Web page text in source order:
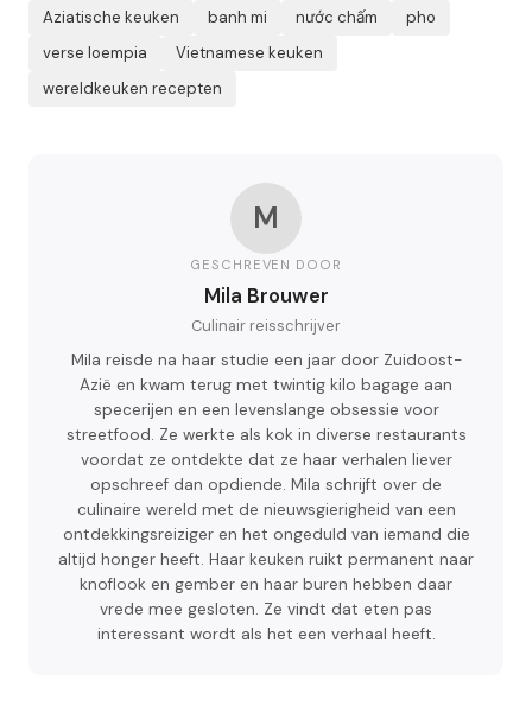
Aziatische keuken banh mi nước chấm
pho
verse loempia
Vietnamese keuken
wereldkeuken recepten
M
GESCHREVEN DOOR
Mila Brouwer
Culinair reisschrijver
Mila reisde na haar studie een jaar door Zuidoost-
Azië en kwam terug met twintig kilo bagage aan
specerijen en een levenslange obsessie voor
streetfood. Ze werkte als kok in diverse restaurants
voordat ze ontdekte dat ze haar verhalen liever
opschreef dan opdiende. Mila schrijft over de
culinaire wereld met de nieuwsgierigheid van een
ontdekkingsreiziger en het ongeduld van iemand die
altijd honger heeft. Haar keuken ruikt permanent naar
knoflook en gember en haar buren hebben daar
vrede mee gesloten. Ze vindt dat eten pas
interessant wordt als het een verhaal heeft.